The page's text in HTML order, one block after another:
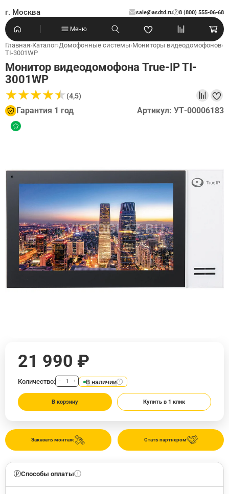
г. Москва sale@asdtd.ru 8 (800) 555-06-68
?
Меню
Главная›Каталог›Домофонные системы›Мониторы видеодомофонов›
TI-3001WP
Монитор видеодомофона True-IP TI-
3001WP
★★★★★
★★★★★(4,5)
Гарантия 1 год Артикул: УТ-00006183
Стать партнером
Заказать монтаж
21 990 ₽
Количество: − + В наличии
В корзину Купить в 1 клик
Способы оплаты